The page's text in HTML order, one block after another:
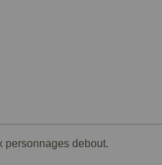
personnages debout.